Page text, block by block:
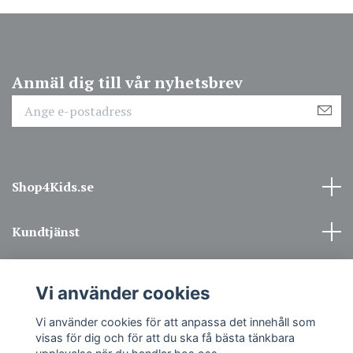
Anmäl dig till vår nyhetsbrev
Shop4Kids.se
Kundtjänst
Sociala medier
Vi använder cookies
Vi använder cookies för att anpassa det innehåll som
visas för dig och för att du ska få bästa tänkbara